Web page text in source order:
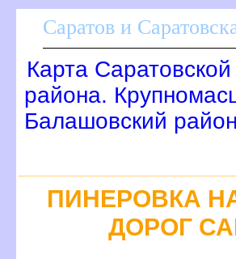
Саратов и
Карта
района.
Балашовский район
ПИНЕРОВКА
ДОРОГ